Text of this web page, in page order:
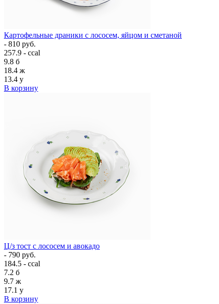
Картофельные драники с лососем, яйцом и сметаной
- 810 руб.
257.9 - ccal
9.8 б
18.4 ж
13.4 у
В корзину
Ц/з тост с лососем и авокадо
- 790 руб.
184.5 - ccal
7.2 б
9.7 ж
17.1 у
В корзину